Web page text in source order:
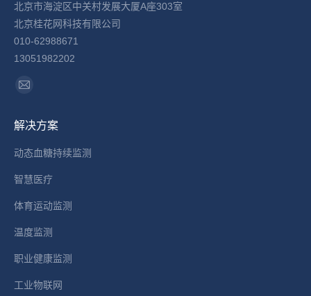
北京市海淀区中关村发展大厦A座303室
北京桂花网科技有限公司
010-62988671
13051982202
找到我们：
Mail
opens
in
window
解决方案
动态血糖持续监测
智慧医疗
体育运动监测
温度监测
职业健康监测
工业物联网